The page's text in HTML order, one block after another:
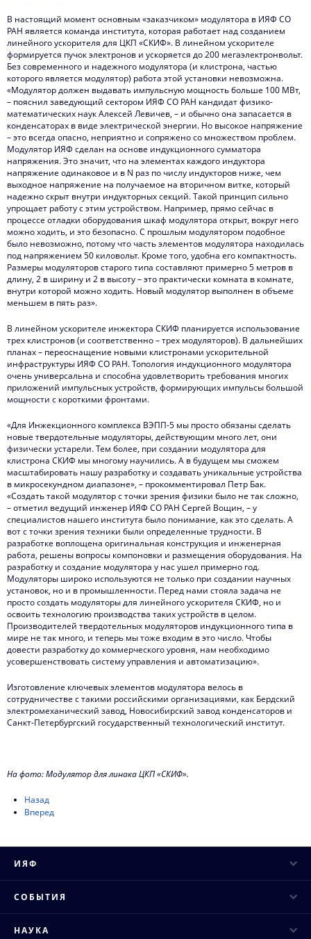
В настоящий момент основным «заказчиком» модулятора в ИЯФ СО
РАН является команда института, которая работает над созданием
линейного ускорителя для ЦКП «СКИФ». В линейном ускорителе
формируется пучок электронов и ускоряется до 200 мегаэлектронвольт.
Без современного и надежного модулятора (и клистрона, частью
которого является модулятор) работа этой установки невозможна.
«Модулятор должен выдавать импульсную мощность больше 100 МВт,
– пояснил заведующий сектором ИЯФ СО РАН кандидат физико-
математических наук Алексей Левичев, – и обычно она запасается в
конденсаторах в виде электрической энергии. Но высокое напряжение
– это всегда опасно, неприятно и сопряжено со множеством проблем.
Модулятор ИЯФ сделан на основе индукционного сумматора
напряжения. Это значит, что на элементах каждого индуктора
напряжение одинаковое и в N раз по числу индукторов ниже, чем
выходное напряжение на получаемое на вторичном витке, который
надежно скрыт внутри индукторных секций. Такой принцип сильно
упрощает работу с этим устройством. Например, прямо сейчас в
процессе отладки оборудования шкаф модулятора открыт, вокруг него
можно ходить, и это безопасно. С прошлым модулятором подобное
было невозможно, потому что часть элементов модулятора находилась
под напряжением 50 киловольт. Кроме того, удобна его компактность.
Размеры модуляторов старого типа составляют примерно 5 метров в
длину, 2 в ширину и 2 в высоту – это практически комната в комнате,
внутри которой можно ходить. Новый модулятор выполнен в объеме
меньшем в пять раз».
В линейном ускорителе инжектора СКИФ планируется использование
трех клистронов (и соответственно – трех модуляторов). В дальнейших
планах – переоснащение новыми клистронами ускорительной
инфраструктуры ИЯФ СО РАН. Топология индукционного модулятора
очень универсальна и способна удовлетворить требования многих
приложений импульсных устройств, формирующих импульсы большой
мощности с короткими фронтами.
«Для Инжекционного комплекса ВЭПП-5 мы просто обязаны сделать
новые твердотельные модуляторы, действующим много лет, они
физически устарели. Тем более, при создании модулятора для
клистрона СКИФ мы многому научились. А в будущем мы сможем
масштабировать нашу разработку и создавать уникальные устройства
в микросекундном диапазоне», – прокомментировал Петр Бак.
«Создать такой модулятор с точки зрения физики было не так сложно,
– отметил ведущий инженер ИЯФ СО РАН Сергей Вощин, – у
специалистов нашего института было понимание, как это сделать. А
вот с точки зрения техники были определенные трудности. В
разработке воплощена оригинальная конструкция и инженерная
работа, решены вопросы компоновки и размещения оборудования. На
разработку и создание модулятора у нас ушел примерно год.
Модуляторы широко используются не только при создании научных
установок, но и в промышленности. Перед нами стояла задача не
просто создать модуляторы для линейного ускорителя СКИФ, но и
освоить технологию производства таких устройств в целом.
Производителей твердотельных модуляторов индукционного типа в
мире не так много, и теперь мы тоже входим в это число. Чтобы
довести разработку до коммерческого уровня, нам необходимо
усовершенствовать систему управления и автоматизацию».
Изготовление ключевых элементов модулятора велось в
сотрудничестве с такими российскими организациями, как Бердский
электромеханический завод, Новосибирский завод конденсаторов и
Санкт-Петербургский государственный технологический институт.
На фото: Модулятор для линака ЦКП «СКИФ».
Назад
Вперед
ИЯФ
Структура института
СОБЫТИЯ
НАУКА